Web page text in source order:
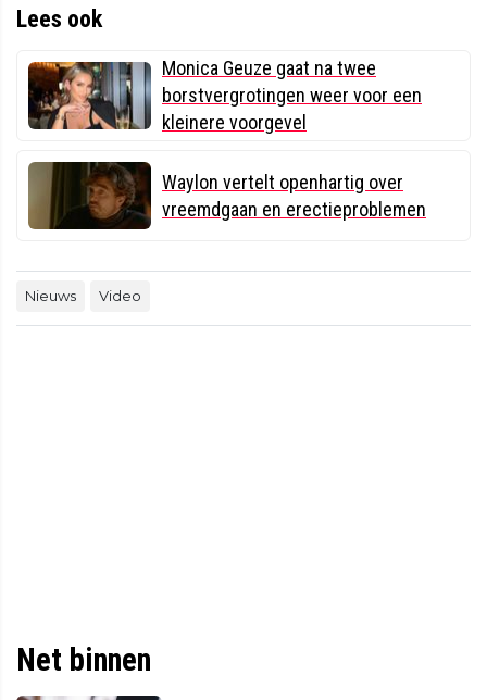
Lees ook
Monica Geuze gaat na twee
borstvergrotingen weer voor een
kleinere voorgevel
Waylon vertelt openhartig over
vreemdgaan en erectieproblemen
Nieuws Video
Net binnen